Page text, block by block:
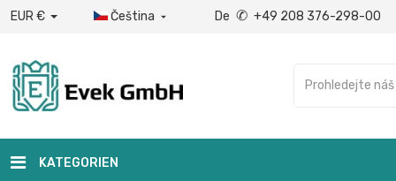
EUR € Čeština  De ✆ +49 208 376-298-00
KATEGORIEN